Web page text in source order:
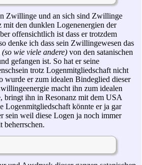
Zwillinge und an sich sind Zwillinge
mit den dunklen Logenenergien der
offensichtlich ist dass er trotzdem
denke ich dass sein Zwillingewesen das
(so wie viele andere) von den satanischen
gefangen ist. So hat er seine
trotz Logenmitgliedschaft nicht
wurde er zum idealen Bindeglied dieser
macht ihn zum idealen
bringt ihn in Resonanz mit dem USA
Logenmitgliedschaft könnte er ja gar
sein weil diese Logen ja noch immer
beherrschen.